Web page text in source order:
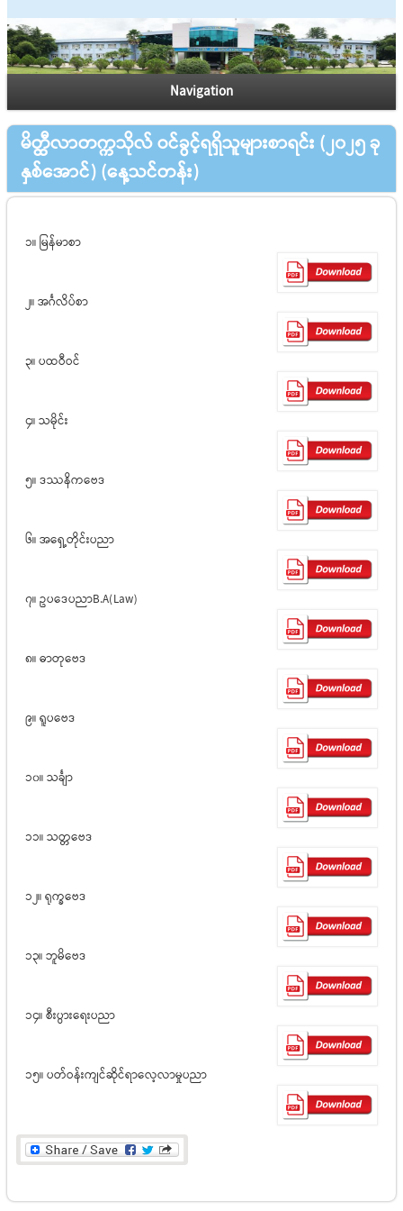
Navigation
မိတ္ထီလာတက္ကသိုလ် ဝင်ခွင့်ရရှိသူများစာရင်း (၂၀၂၅ ခု
နှစ်အောင်) (နေ့သင်တန်း)
၁။ မြန်မာစာ
၂။ အင်္ဂလိပ်စာ
၃။ ပထဝီဝင်
၄။ သမိုင်း
၅။ ဒဿနိကဗေဒ
၆။ အရှေ့တိုင်းပညာ
၇။ ဥပဒေပညာB.A(Law)
၈။ ဓာတုဗေဒ
၉။ ရူပဗေဒ
၁၀။ သင်္ချာ
၁၁။ သတ္တဗေဒ
၁၂။ ရုက္ခဗေဒ
၁၃။ ဘူမိဗေဒ
၁၄။ စီးပွားရေးပညာ
၁၅။ ပတ်ဝန်းကျင်ဆိုင်ရာလေ့လာမှုပညာ